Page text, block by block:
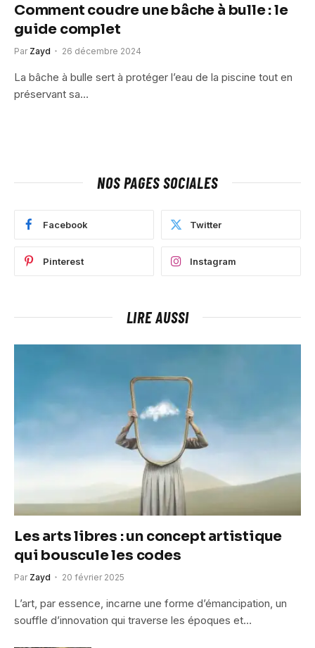
Comment coudre une bâche à bulle : le
guide complet
Par Zayd 26 décembre 2024
La bâche à bulle sert à protéger l’eau de la piscine tout en
préservant sa…
NOS PAGES SOCIALES
Facebook Twitter
Pinterest Instagram
LIRE AUSSI
Les arts libres : un concept artistique
qui bouscule les codes
Par Zayd 20 février 2025
L’art, par essence, incarne une forme d’émancipation, un
souffle d’innovation qui traverse les époques et…